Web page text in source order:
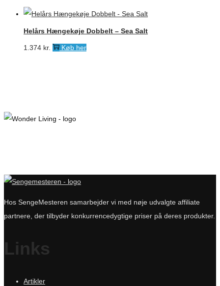
Helårs Hængekøje Dobbelt – Sea Salt
1.374 kr. Køb her
Hos SengeMesteren samarbejder vi med nøje udvalgte affiliate
partnere, der tilbyder konkurrencedygtige priser på deres produkter.
Links
Artikler